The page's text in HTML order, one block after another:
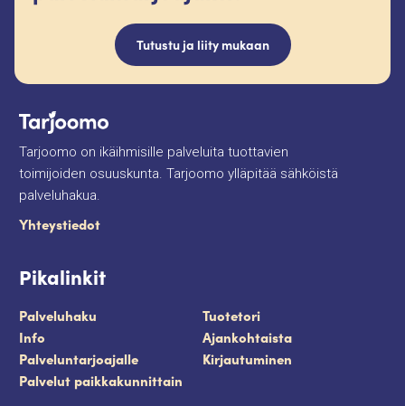
Tutustu ja liity mukaan
Tarjoomo on ikäihmisille palveluita tuottavien
toimijoiden osuuskunta. Tarjoomo ylläpitää sähköistä
palveluhakua.
Yhteystiedot
Pikalinkit
Palveluhaku
Tuotetori
Info
Ajankohtaista
Palveluntarjoajalle
Kirjautuminen
Palvelut paikkakunnittain